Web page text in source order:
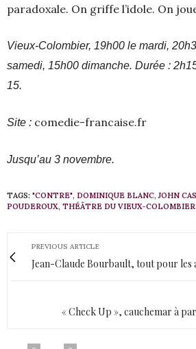
paradoxale. On griffe l’idole. On
Vieux-Colombier, 19h00 le mardi,
samedi, 15h00 dimanche. Durée :
15.
Site : comedie-francaise.fr
Jusqu’au 3 novembre.
TAGS: "CONTRE", DOMINIQUE BLANC,JOHN
POUDEROUX, THÉÂTRE DU VIEUX-COLOMBIER
PREVIOUS ARTICLE
Jean-Claude Bourbault, tout pour les
« Check Up », cauchemar à